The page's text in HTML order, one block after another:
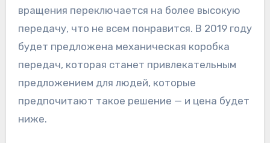
вращения переключается на более высокую
передачу, что не всем понравится. В 2019 году
будет предложена механическая коробка
передач, которая станет привлекательным
предложением для людей, которые
предпочитают такое решение — и цена будет
ниже.